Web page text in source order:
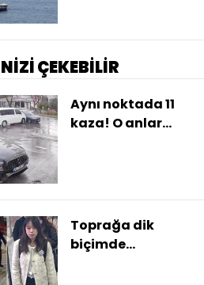
ÇEKEBİLİR
Aynı noktada 11
kaza! O anlar
Toprağa dik
biçimde